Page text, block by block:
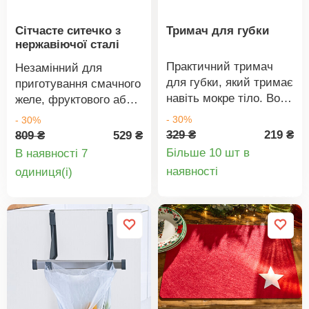
Сітчасте ситечко з
нержавіючої сталі
Незамінний для
приготування смачного
желе, фруктового або
томатного пюре без
грудочок. Цидеродка
має гостре, як бритва,
використанні.
високоякісної
нержавіючої сталі. Ø
- 30%
809 ₴
529 ₴
В наявності 7
oдиниця(і)
Тримач для губки
Практичний тримач
для губки, який тримає
навіть мокре тіло. Вода
стікатиме, і губка для
посуду швидше
висихатиме!
- 30%
329 ₴
219 ₴
Більше 10 шт в
наявності